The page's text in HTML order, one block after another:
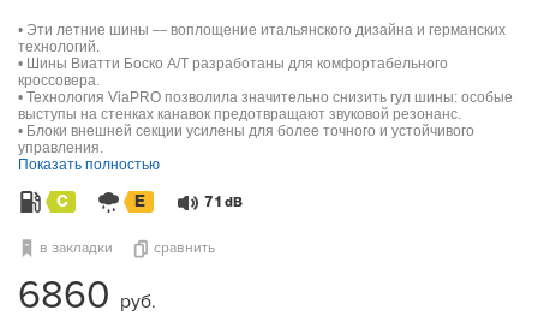
• Эти летние шины — воплощение итальянского дизайна и германских
технологий.
• Шины Виатти Боско А/Т разработаны для комфортабельного
кроссовера.
• Технология ViaPRO позволила значительно снизить гул шины: особые
выступы на стенках канавок предотвращают звуковой резонанс.
• Блоки внешней секции усилены для более точного и устойчивого
управления.
Показать полностью
C E 71 dB
в закладки сравнить
6860 руб.